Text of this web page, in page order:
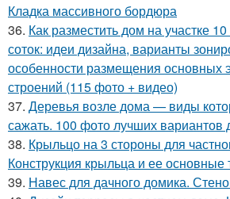
Кладка массивного бордюра
36. Как разместить дом на участке
соток: идеи дизайна, варианты
особенности размещения основных
строений (115 фото + видео)
37. Деревья возле дома — виды
сажать. 100 фото лучших вариантов
38. Крыльцо на 3 стороны для
Конструкция крыльца и ее основные
39. Навес для дачного домика.